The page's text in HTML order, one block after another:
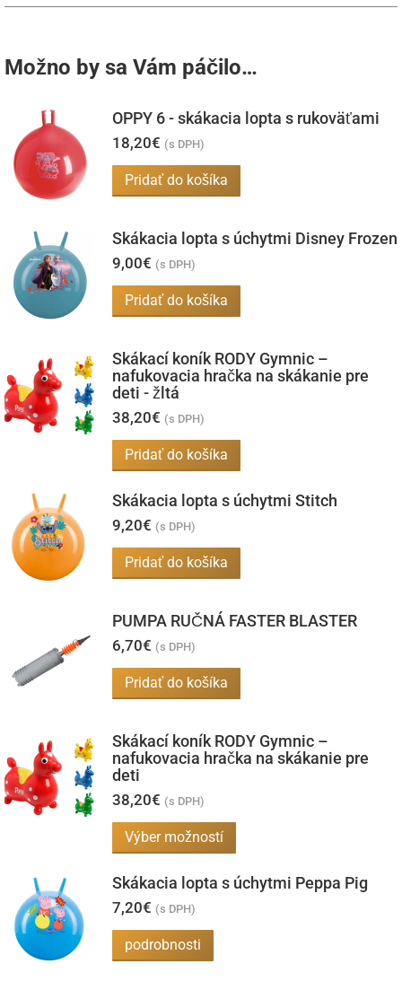
Možno by sa Vám páčilo…
OPPY 6 - skákacia lopta s rukoväťami
18,20€ (s DPH)
Pridať do košíka
Skákacia lopta s úchytmi Disney Frozen
9,00€ (s DPH)
Pridať do košíka
Skákací koník RODY Gymnic –
nafukovacia hračka na skákanie pre
deti - žltá
38,20€ (s DPH)
Pridať do košíka
Skákacia lopta s úchytmi Stitch
9,20€ (s DPH)
Pridať do košíka
PUMPA RUČNÁ FASTER BLASTER
6,70€ (s DPH)
Pridať do košíka
Skákací koník RODY Gymnic –
nafukovacia hračka na skákanie pre
deti
38,20€ (s DPH)
Výber možností
produkt
má
Skákacia lopta s úchytmi Peppa Pig
7,20€ (s DPH)
podrobnosti